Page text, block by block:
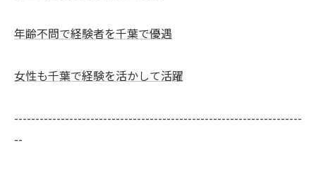
年齢不問で経験者を千葉で優遇
女性も千葉で経験を活かして活躍
--------------------------------------------------------------------
--